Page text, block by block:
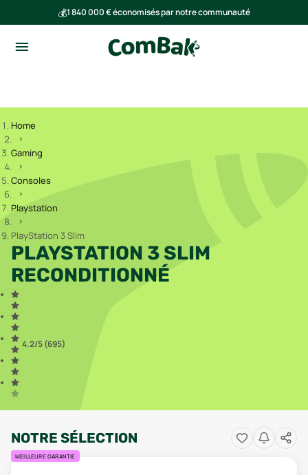
💰1 840 000 € économisés par notre communauté
Home
Gaming
Consoles
Playstation
PlayStation 3 Slim
PLAYSTATION 3 SLIM
RECONDITIONNÉ
4.2/5 (695)
NOTRE SÉLECTION
MEILLEURE GARANTIE